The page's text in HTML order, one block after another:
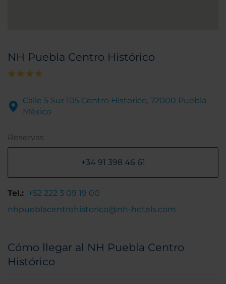
NH Puebla Centro Histórico
Calle 5 Sur 105 Centro Historico, 72000 Puebla
México
Reservas
+34 91 398 46 61
Tel.: +52 222 3 09 19 00
nhpueblacentrohistorico@nh-hotels.com
Cómo llegar al NH Puebla Centro
Histórico